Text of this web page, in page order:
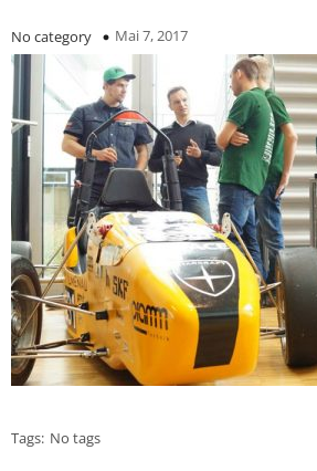
No category Mai 7, 2017
Tags: No tags